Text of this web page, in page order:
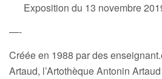
Exposition du 13 novembre
—-
Créée en 1988 par des
Artaud, l’Artothèque Antonin